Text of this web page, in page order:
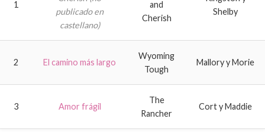
1
publicado en
castellano)
and
Cherish
Shelby
2 El camino más largo
Wyoming
Tough
Mallory y Morie
3 Amor frágil
The
Rancher
Cort y Maddie